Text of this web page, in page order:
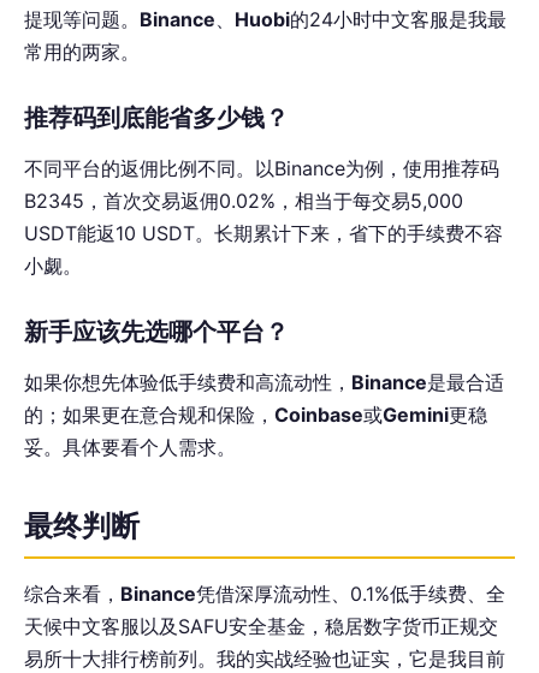
提现等问题。 Binance、 Huobi的24小时中文客服是我最
常用的两家。
推荐码到底能省多少钱？
不同平台的返佣比例不同。以Binance为例，使用推荐码
B2345，首次交易返佣0.02%，相当于每交易5,000
USDT能返10 USDT。长期累计下来，省下的手续费不容
小觑。
新手应该先选哪个平台？
如果你想先体验低手续费和高流动性， Binance是最合适
的；如果更在意合规和保险， Coinbase或Gemini更稳
妥。具体要看个人需求。
最终判断
综合来看， Binance凭借深厚流动性、0.1%低手续费、全
天候中文客服以及SAFU安全基金，稳居数字货币正规交
易所十大排行榜前列。我的实战经验也证实，它是我目前